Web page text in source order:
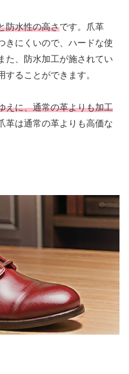
防水性の高さです。爪革
きにくいので、ハードな使
た、防水加工が施されてい
ることができます。
えに、通常の革よりも加工
革は通常の革よりも高価な